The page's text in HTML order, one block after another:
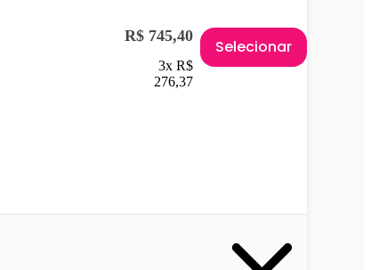
R$ 745,40
3x R$
276,37
Selecionar